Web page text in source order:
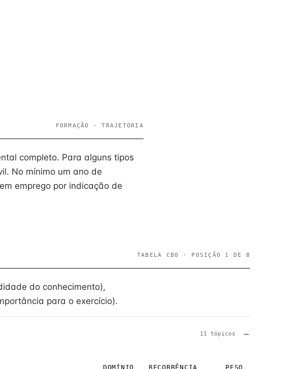
FORMAÇÃO · TRAJETÓRIA
completo. Para alguns tipos
No mínimo um ano de
emprego por indicação de
TABELA CBO · POSIÇÃO 1 DE 8
do conhecimento),
para o exercício).
11 tópicos
DOMÍNIO RECORRÊNCIA PESO